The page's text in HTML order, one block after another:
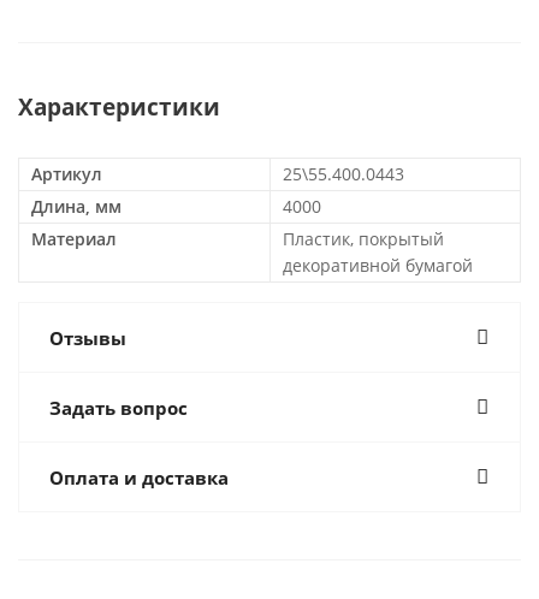
Характеристики
Артикул
25\55.400.0443
Длина, мм
4000
Материал
Пластик, покрытый
декоративной бумагой
Отзывы
Задать вопрос
Оплата и доставка